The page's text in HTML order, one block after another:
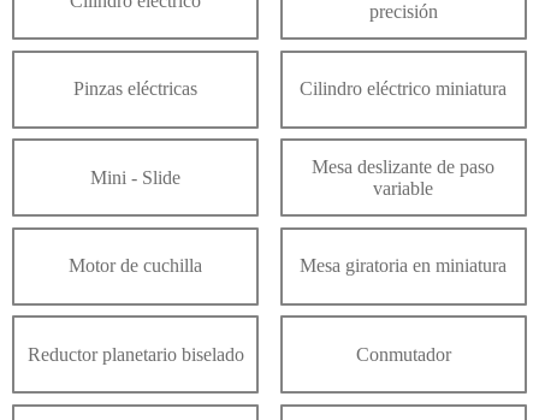
precisión
Pinzas eléctricas Cilindro eléctrico miniatura
Mini - Slide
Mesa deslizante de paso
variable
Motor de cuchilla Mesa giratoria en miniatura
Reductor planetario biselado Conmutador